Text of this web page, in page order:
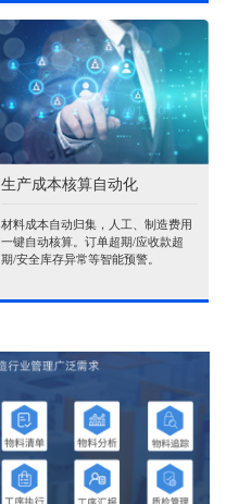
生产成本核算自动化
材料成本自动归集，人工、制造费用
一键自动核算。订单超期/应收款超
期/安全库存异常等智能预警。